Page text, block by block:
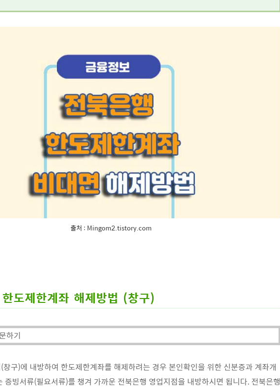
출처 : Mingom2.tistory.com
도제한계좌 해제방법 (창구)
하기
창구)에 내방하여 한도제한계좌를 해제하려는 경우 본인확인을 위한 신분증과 계좌개
증빙서류(필요서류)를 챙겨 가까운 전북은행 영업지점을 내방하시면 됩니다. 전북은행